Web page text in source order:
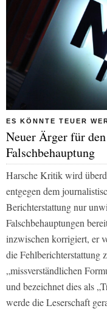
ES KÖNNTE TEUER
Neuer Ärger für
Falschbehauptung
Harsche Kritik wird
entgegen dem
Berichterstattung nur
Falschbehauptungen
inzwischen korrigiert, er
die Fehlberichterstattung
„missverständlichen
und bezeichnet dies als
werde die Leserschaft